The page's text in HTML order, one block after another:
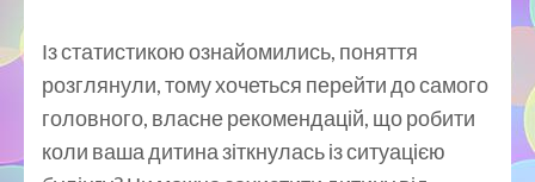
Із статистикою ознайомились, поняття
розглянули, тому хочеться перейти до самого
головного, власне рекомендацій, що робити
коли ваша дитина зіткнулась із ситуацією